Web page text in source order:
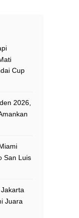
Cup
2026,
San Luis
Juara